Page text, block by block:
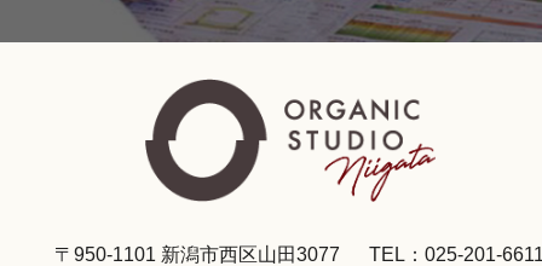
〒950-1101 新潟市西区山田3077
TEL：025-201-